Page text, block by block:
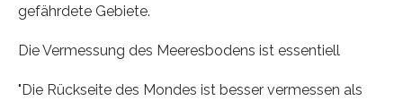
gefährdete Gebiete.
Die Vermessung des Meeresbodens ist essentiell
"Die Rückseite des Mondes ist besser vermessen als